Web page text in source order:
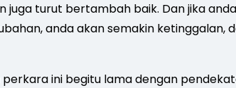
juga turut bertambah baik. Dan jika anda
anda akan semakin ketinggalan,
ini begitu lama dengan